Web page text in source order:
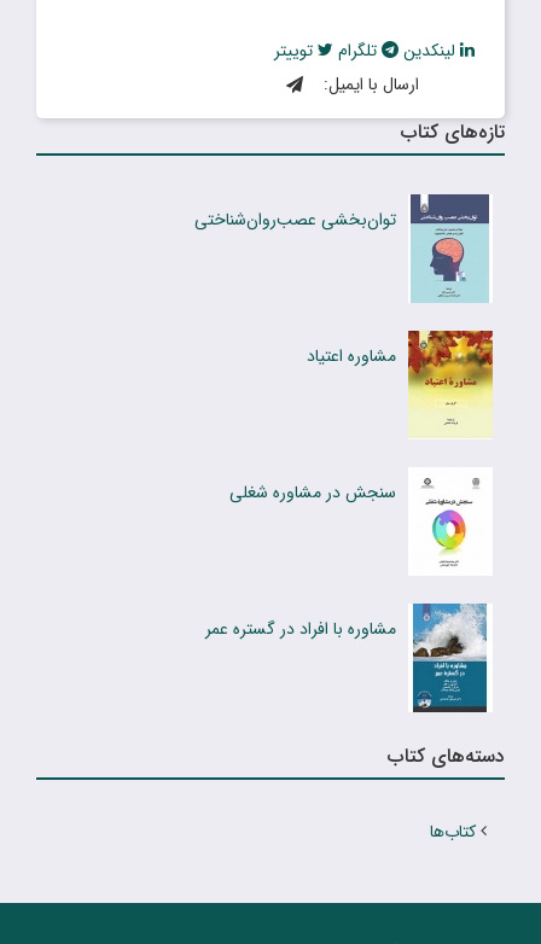
لینکدین تلگرام
توییتر
ارسال با ایمیل:
تازه‌های کتاب
توان‌بخشی عصب‌روان‌شناختی
مشاوره اعتیاد
سنجش در مشاوره شغلی
مشاوره با افراد در گستره عمر
دسته‌های کتاب
کتاب‌ها